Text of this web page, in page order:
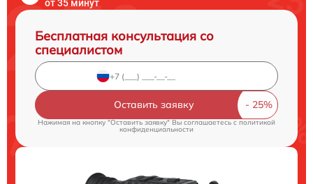
от 35 минут
Бесплатная консультация со
специалистом
Оставить заявку
Нажимая на кнопку "Оставить заявку" Вы соглашаетесь c политикой
конфиденциальности